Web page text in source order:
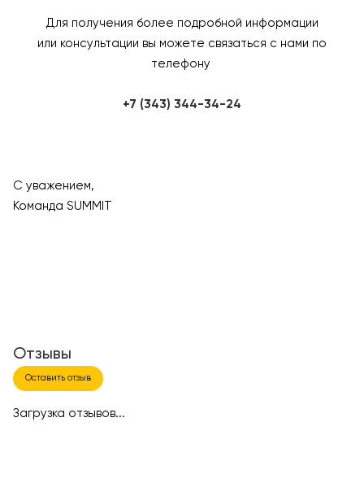
Для получения более подробной информации
или консультации вы можете связаться с нами по
телефону
+7 (343) 344-34-24
С уважением,
Команда SUMMIT
Отзывы
Оставить отзыв
Загрузка отзывов...